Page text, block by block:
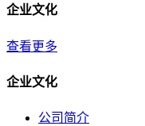
企业文化
查看更多
企业文化
公司简介